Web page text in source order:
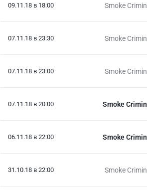
09.11.18 в 18:00 Smoke Crimin
07.11.18 в 23:30 Smoke Crimin
07.11.18 в 23:00 Smoke Crimin
07.11.18 в 20:00 Smoke Crimin
06.11.18 в 22:00 Smoke Crimin
31.10.18 в 22:00 Smoke Crimin